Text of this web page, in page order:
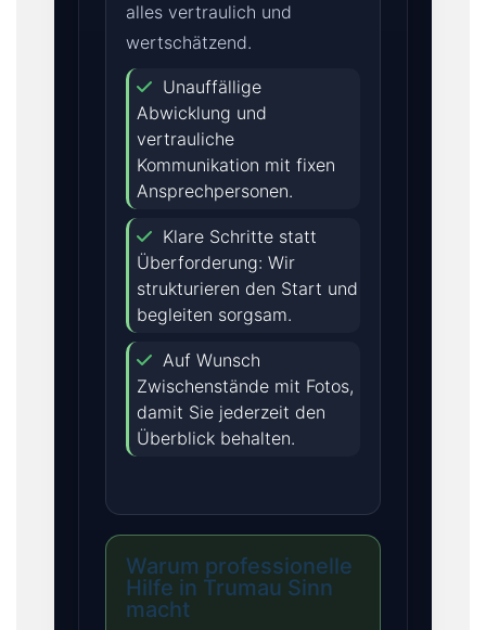
alles vertraulich und
wertschätzend.
Unauffällige
Abwicklung und
vertrauliche
Kommunikation mit fixen
Ansprechpersonen.
Klare Schritte statt
Überforderung: Wir
strukturieren den Start und
begleiten sorgsam.
Auf Wunsch
Zwischenstände mit Fotos,
damit Sie jederzeit den
Überblick behalten.
Warum professionelle
Hilfe in Trumau Sinn
macht